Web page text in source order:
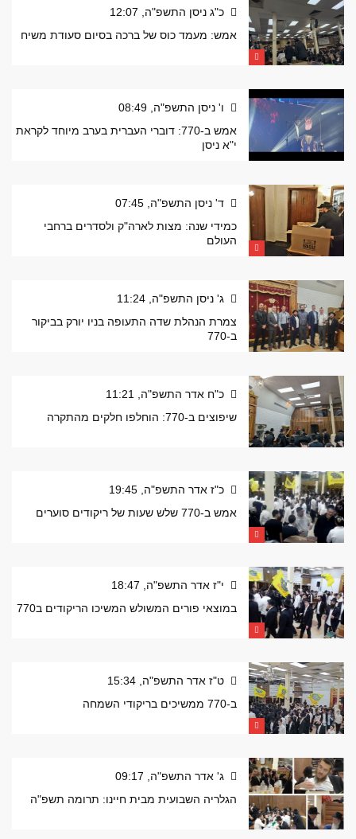
כ"ג ניסן התשפ"ה, 12:07
אמש: מעמד כוס של ברכה בסיום סעודת משיח
ו' ניסן התשפ"ה, 08:49
אמש ב-770: דוברי העברית בערב מיוחד לקראת
י"א ניסן
ד' ניסן התשפ"ה, 07:45
כמידי שנה: מצות לארה"ק ולסדרים ברחבי
העולם
ג' ניסן התשפ"ה, 11:24
צמרת הנהלת שדה התעופה בניו יורק בביקור
ב-770
כ"ח אדר התשפ"ה, 11:21
שיפוצים ב-770: הוחלפו חלקים מהתקרה
כ"ז אדר התשפ"ה, 19:45
אמש ב-770 שלש שעות של ריקודים סוערים
י"ז אדר התשפ"ה, 18:47
במוצאי פורים המשולש המשיכו הריקודים ב770
ט"ז אדר התשפ"ה, 15:34
ב-770 ממשיכים בריקודי השמחה
ג' אדר התשפ"ה, 09:17
הגלריה השבועית מבית חיינו: תרומה תשפ"ה